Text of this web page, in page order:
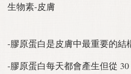
生物素-皮膚
-膠原蛋白是皮膚中最重要的結
-膠原蛋白每天都會產生但從